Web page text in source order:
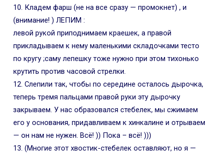
10. Кладем фарш (не на все сразу — промокнет) , и
(внимание! ) ЛЕПИМ :
левой рукой приподнимаем краешек, а правой
прикладываем к нему маленькими складочками тесто
по кругу ;саму лепешку тоже нужно при этом тихонько
крутить против часовой стрелки.
12. Слепили так, чтобы по середине осталось дырочка,
теперь тремя пальцами правой руки эту дырочку
закрываем. У нас образовался стебелек, мы сжимаем
его у основания, придавливаем к хинкалине и отрываем
— он нам не нужен. Всё! )) Пока – всё! )))
13. (Многие этот хвостик-стебелек оставляют, но я —